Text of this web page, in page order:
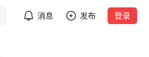
消息 发布 登录